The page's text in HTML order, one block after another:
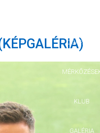
CSAPATOK
KLUB
GALÉRIA